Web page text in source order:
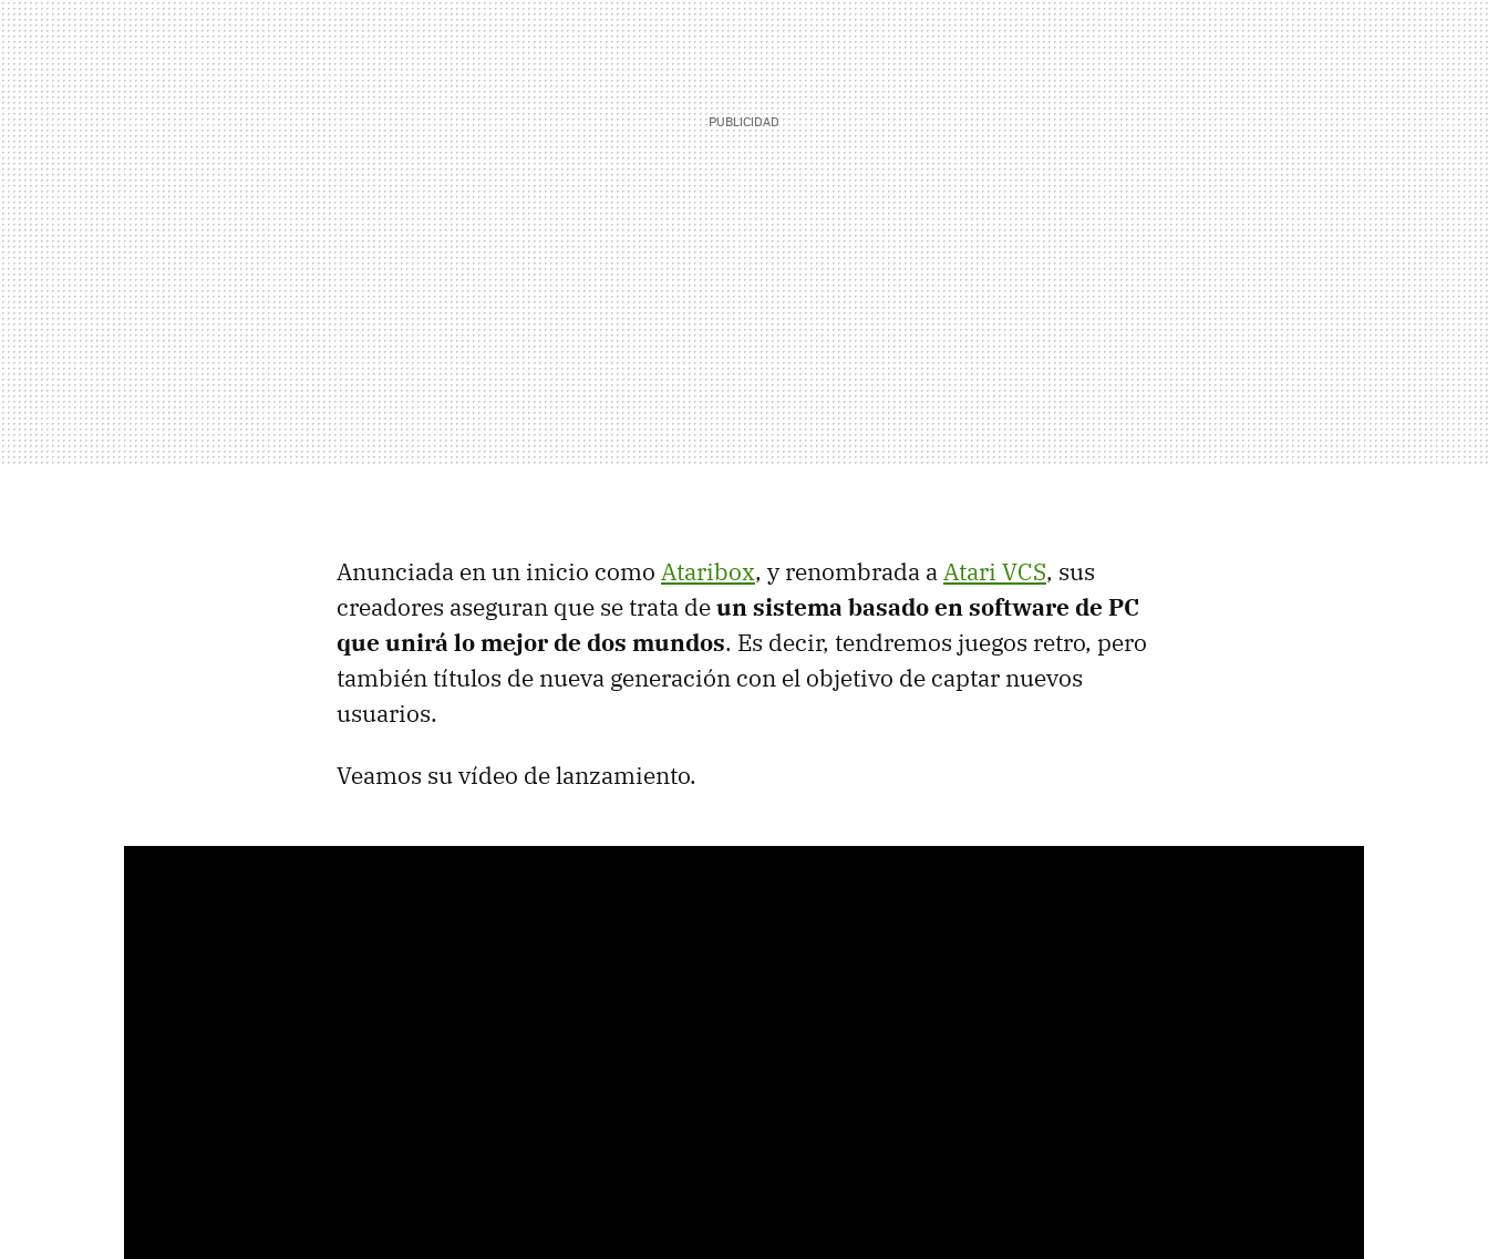
Anunciada en un inicio como Ataribox, y renombrada aAtari VCS, sus
creadores aseguran que se trata deun sistema basado en software de PC
que unirá lo mejor de dos mundos. Es decir, tendremos juegos retro, pero
también títulos de nueva generación con el objetivo de captar nuevos
usuarios.
Veamos su vídeo de lanzamiento.